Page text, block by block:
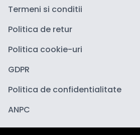
Termeni si conditii
Politica de retur
Politica cookie-uri
GDPR
Politica de confidentialitate
ANPC